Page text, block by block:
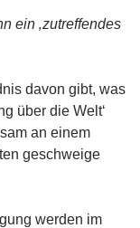
ein ‚zutreffendes
davon gibt, was
über die Welt‘
an einem
geschweige
werden im